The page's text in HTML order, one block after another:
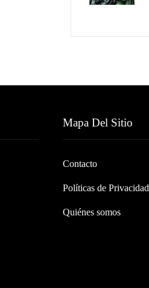
Mapa Del Sitio
Contacto
Políticas de Privacidad
Quiénes somos